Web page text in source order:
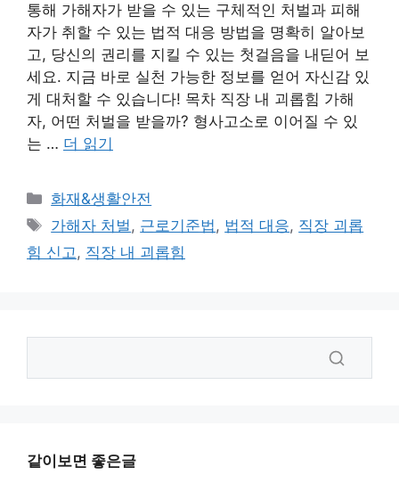
통해 가해자가 받을 수 있는 구체적인 처벌과 피해
자가 취할 수 있는 법적 대응 방법을 명확히 알아보
고, 당신의 권리를 지킬 수 있는 첫걸음을 내딛어 보
세요. 지금 바로 실천 가능한 정보를 얻어 자신감 있
게 대처할 수 있습니다! 목차 직장 내 괴롭힘 가해
자, 어떤 처벌을 받을까? 형사고소로 이어질 수 있
는 … 더 읽기
카
테
리
화재&생활안전
태
그
가해자 처벌, 근로기준법, 법적 대응, 직장 괴롭
힘 신고, 직장 내 괴롭힘
같이보면 좋은글